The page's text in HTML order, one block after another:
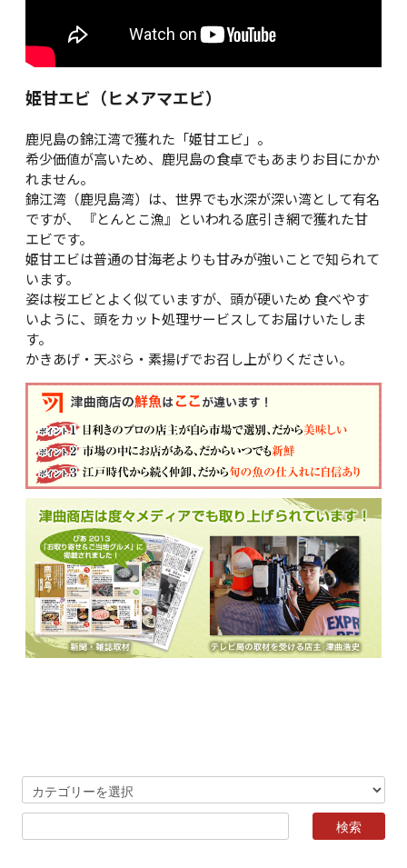
姫甘エビ（ヒメアマエビ）
鹿児島の錦江湾で獲れた「姫甘エビ」。
希少価値が高いため、鹿児島の食卓でもあまりお目にかか
れません。
錦江湾（鹿児島湾）は、世界でも水深が深い湾として有名
ですが、 『とんとこ漁』といわれる底引き網で獲れた甘
エビです。
姫甘エビは普通の甘海老よりも甘みが強いことで知られて
います。
姿は桜エビとよく似ていますが、頭が硬いため 食べやす
いように、頭をカット処理サービスしてお届けいたしま
す。
かきあげ・天ぷら・素揚げでお召し上がりください。